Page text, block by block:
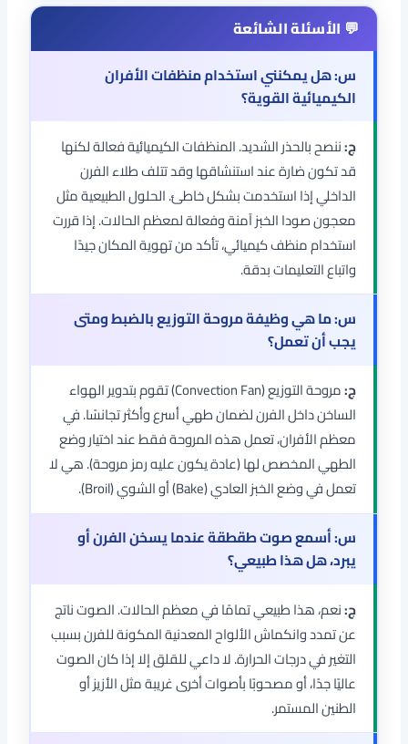
س: هل يمكنني استخدام منظفات الأفران
الكيميائية القوية؟
ج:ننصح بالحذر الشديد. المنظفات الكيميائية فعالة لكنها
قد تكون ضارة عند استنشاقها وقد تتلف طلاء الفرن
الداخلي إذا استخدمت بشكل خاطئ. الحلول الطبيعية مثل
معجون صودا الخبز آمنة وفعالة لمعظم الحالات. إذا قررت
استخدام منظف كيميائي، تأكد من تهوية المكان جيدًا
واتباع التعليمات بدقة.
س: ما هي وظيفة مروحة التوزيع بالضبط ومتى
يجب أن تعمل؟
ج:
مروحة التوزيع (Convection Fan) تقوم بتدوير الهواء
الساخن داخل الفرن لضمان طهي أسرع وأكثر تجانسًا. في
معظم الأفران، تعمل هذه المروحة فقط عند اختيار وضع
الطهي المخصص لها (عادة يكون عليه رمز مروحة). هي لا
تعمل في وضع الخبز العادي (Bake) أو الشوي (Broil).
س: أسمع صوت طقطقة عندما يسخن الفرن أو
يبرد، هل هذا طبيعي؟
ج:نعم، هذا طبيعي تمامًا في معظم الحالات. الصوت ناتج
عن تمدد وانكماش الألواح المعدنية المكونة للفرن بسبب
التغير في درجات الحرارة. لا داعي للقلق إلا إذا كان الصوت
عاليًا جدًا، أو مصحوبًا بأصوات أخرى غريبة مثل الأزيز أو
الطنين المستمر.